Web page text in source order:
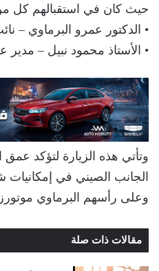
حيث كان في استقبالهم كل
• الدكتور عمرو البرماوي –
• الأستاذ محمود نبيل – مدير
وتأتي هذه الزيارة لتؤكد عمق
الجانب الصيني في إمكانيات
وعلى رأسهم البرماوي
مقالات ذات صلة